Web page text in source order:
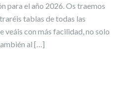
para el año 2026. Os traemos
tablas de todas las
veáis con más facilidad, no solo
al […]